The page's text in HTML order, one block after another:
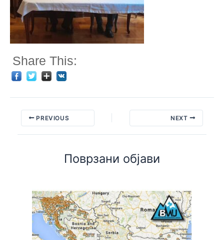
Share This:
PREVIOUS NEXT
Поврзани објави